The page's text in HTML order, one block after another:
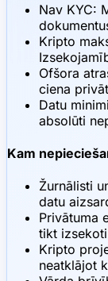
Nav KYC:
Kripto
Ofšora
ciena
Datu
absolūti
Kam
Žurnālisti
datu
Privātuma
tikt
Kripto
neatklājot